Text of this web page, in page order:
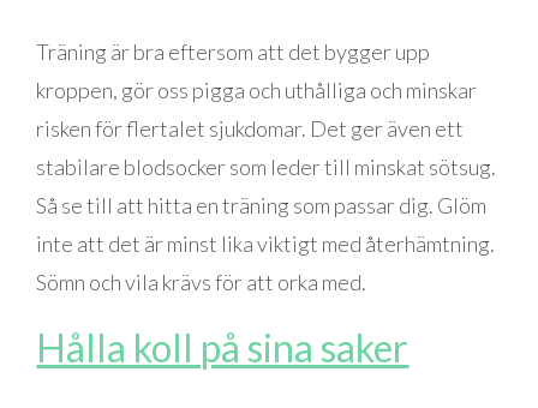
Träning är bra eftersom att det bygger upp
kroppen, gör oss pigga och uthålliga och minskar
risken för flertalet sjukdomar. Det ger även ett
stabilare blodsocker som leder till minskat sötsug.
Så se till att hitta en träning som passar dig. Glöm
inte att det är minst lika viktigt med återhämtning.
Sömn och vila krävs för att orka med.
Hålla koll på sina saker